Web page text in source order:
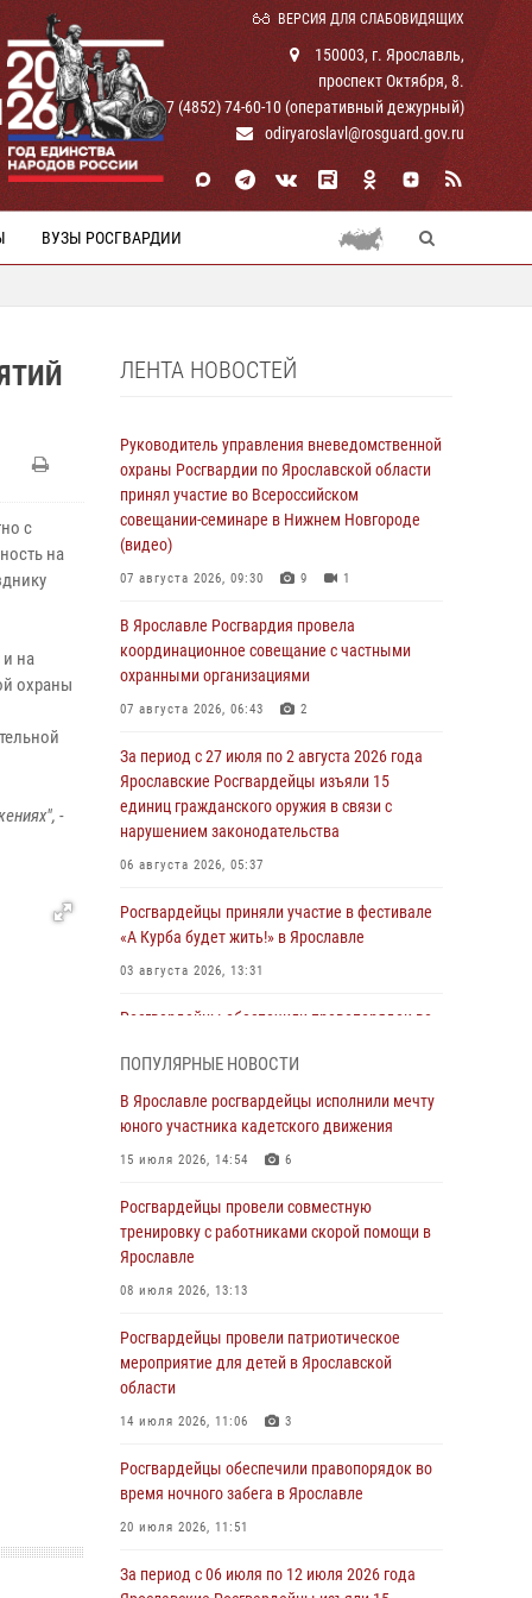
ВЕРСИЯ ДЛЯ СЛАБОВИДЯЩИХ
150003, г. Ярославль,
проспект Октября, 8.
+ 7 (4852) 74-60-10 (оперативный дежурный)
odiryaroslavl@rosguard.gov.ru
ВУЗЫ РОСГВАРДИИ
с
на
на
охраны
-
ЛЕНТА НОВОСТЕЙ
Руководитель управления вневедомственной
охраны Росгвардии по Ярославской области
принял участие во Всероссийском
совещании-семинаре в Нижнем Новгороде
(видео)
07 августа 2026, 09:30 9 1
В Ярославле Росгвардия провела
координационное совещание с частными
охранными организациями
07 августа 2026, 06:43 2
За период с 27 июля по 2 августа 2026 года
Ярославские Росгвардейцы изъяли 15
единиц гражданского оружия в связи с
нарушением законодательства
06 августа 2026, 05:37
Росгвардейцы приняли участие в фестивале
«А Курба будет жить!» в Ярославле
03 августа 2026, 13:31
Росгвардейцы обеспечили правопорядок во
Росгвардейцы обеспечили правопорядок во
время празднования Дня воздушно-
03 августа 2026, 07:24
Ярославские росгвардейцы за прошедшую
03 августа 2026, 07:09
Росгвардейцы оказали помощь беременной
женщине во время празднования Дня ВДВ в
03 августа 2026, 06:20
единицу гражданского оружия в связи с
нарушением законодательства
ПОПУЛЯРНЫЕ НОВОСТИ
В Ярославле росгвардейцы исполнили мечту
юного участника кадетского движения
15 июля 2026, 14:54 6
Росгвардейцы провели совместную
тренировку с работниками скорой помощи в
Ярославле
08 июля 2026, 13:13
Росгвардейцы провели патриотическое
мероприятие для детей в Ярославской
области
14 июля 2026, 11:06 3
Росгвардейцы обеспечили правопорядок во
время ночного забега в Ярославле
20 июля 2026, 11:51
За период с 06 июля по 12 июля 2026 года